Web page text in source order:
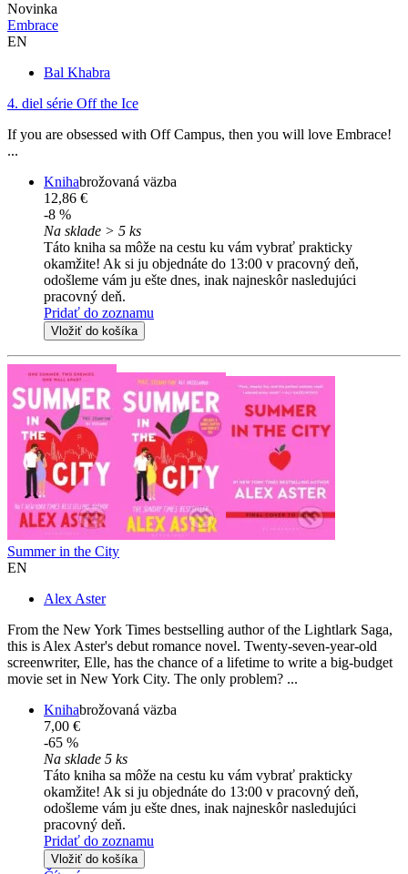
Novinka
Embrace
EN
Bal Khabra
4. diel série Off the Ice
If you are obsessed with Off Campus, then you will love Embrace!
...
Knihabrožovaná väzba
12,86 €
-8 %
Na sklade > 5 ks
Táto kniha sa môže na cestu ku vám vybrať prakticky
okamžite! Ak si ju objednáte do 13:00 v pracovný deň,
odošleme vám ju ešte dnes, inak najneskôr nasledujúci
pracovný deň.
Pridať do zoznamu
Vložiť do košíka
Summer in the City
EN
Alex Aster
From the New York Times bestselling author of the Lightlark Saga,
this is Alex Aster's debut romance novel. Twenty-seven-year-old
screenwriter, Elle, has the chance of a lifetime to write a big-budget
movie set in New York City. The only problem? ...
Knihabrožovaná väzba
7,00 €
-65 %
Na sklade 5 ks
Táto kniha sa môže na cestu ku vám vybrať prakticky
okamžite! Ak si ju objednáte do 13:00 v pracovný deň,
odošleme vám ju ešte dnes, inak najneskôr nasledujúci
pracovný deň.
Pridať do zoznamu
Vložiť do košíka